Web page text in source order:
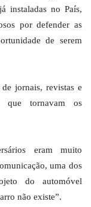
instaladas no País,
por defender as
de serem
jornais, revistas e
que tornavam os
eram muito
uma dos
do automóvel
não existe”.